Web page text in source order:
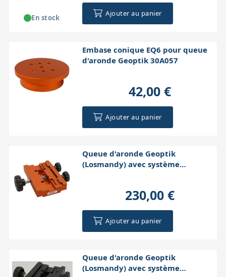
Ajouter au panier
En stock
Embase conique EQ6 pour queue
d'aronde Geoptik 30A057
42,00 €
Ajouter au panier
Queue d'aronde Geoptik
(Losmandy) avec système
230,00 €
Ajouter au panier
Queue d'aronde Geoptik
(Losmandy) avec système